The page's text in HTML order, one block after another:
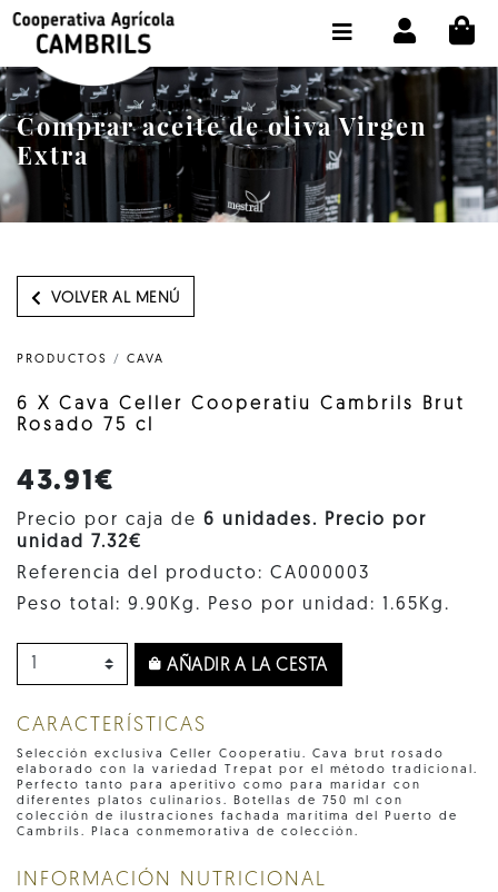
Comprar aceite de oliva Virgen
Extra
VOLVER AL MENÚ
PRODUCTOS / CAVA
6 X Cava Celler Cooperatiu Cambrils Brut
Rosado 75 cl
43.91€
Precio por caja de 6 unidades. Precio por
unidad 7.32€
Referencia del producto: CA000003
Peso total: 9.90Kg. Peso por unidad: 1.65Kg.
AÑADIR A LA CESTA
CARACTERÍSTICAS
Selección exclusiva Celler Cooperatiu. Cava brut rosado
elaborado con la variedad Trepat por el método tradicional.
Perfecto tanto para aperitivo como para maridar con
diferentes platos culinarios. Botellas de 750 ml con
colección de ilustraciones fachada marítima del Puerto de
Cambrils. Placa conmemorativa de colección.
INFORMACIÓN NUTRICIONAL
TIENDA COMPRA ONLINE
LA COOPERATIVA
OLEOTOUR
PRODUCTOS
NUESTRO ACEITE
SELECCIONAR IDIOMA : ES